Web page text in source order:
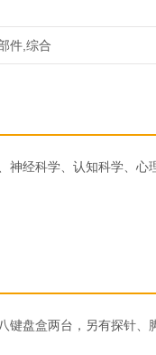
件,综合
神经科学、认知科学、
键盘盒两台，另有探针、